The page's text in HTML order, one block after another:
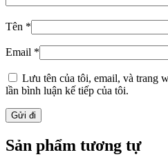
Tên *
Email *
Lưu tên của tôi, email, và trang
lần bình luận kế tiếp của tôi.
Sản phẩm tương tự